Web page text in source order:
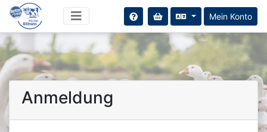
Mein Konto
Anmeldung